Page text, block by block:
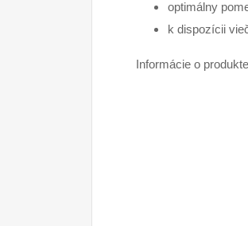
optimálny
k dispozícii
Informácie o produkte